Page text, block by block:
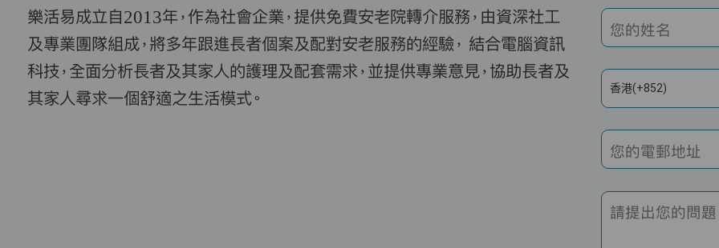
樂活易成立自2013年，作為社會企業，提供免費安老院轉介服務，由資深社工
及專業團隊組成，將多年跟進長者個案及配對安老服務的經驗， 結合電腦資訊
科技，全面分析長者及其家人的護理及配套需求，並提供專業意見，協助長者及
其家人尋求一個舒適之生活模式。
您的姓名
香港(+852)
您的電郵地址
請提出您的問題